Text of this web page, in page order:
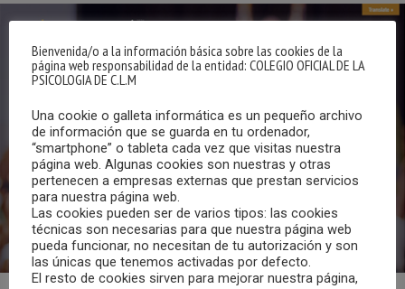
Bienvenida/o a la información básica sobre las cookies de la
página web responsabilidad de la entidad: COLEGIO OFICIAL DE LA
PSICOLOGIA DE C.L.M
Una cookie o galleta informática es un pequeño archivo
de información que se guarda en tu ordenador,
“smartphone” o tableta cada vez que visitas nuestra
página web. Algunas cookies son nuestras y otras
pertenecen a empresas externas que prestan servicios
para nuestra página web.
Las cookies pueden ser de varios tipos: las cookies
técnicas son necesarias para que nuestra página web
pueda funcionar, no necesitan de tu autorización y son
las únicas que tenemos activadas por defecto.
El resto de cookies sirven para mejorar nuestra página,